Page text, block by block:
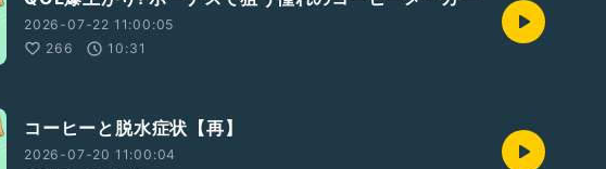
2026-07-22 11:00:05
266
10:31
コーヒーと脱水症状【再】
2026-07-20 11:00:04